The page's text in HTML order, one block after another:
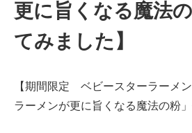
更に旨くなる魔法
てみました】
【期間限定 ベビースターラーメ
ラーメンが更に旨くなる魔法の粉